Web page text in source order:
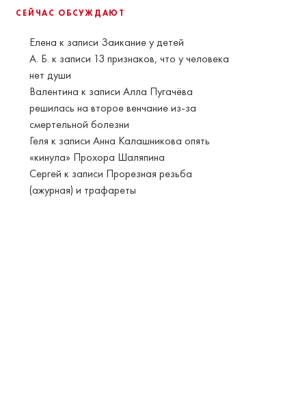
СЕЙЧАС ОБСУЖДАЮТ
Елена к записи Заикание у детей
А. Б. к записи 13 признаков, что у человека
нет души
Валентина к записиАлла Пугачёва
решилась на второе венчание из-за
смертельной болезни
Геля к записиАнна Калашникова опять
«кинула» Прохора Шаляпина
Сергей к записи Прорезная резьба
(ажурная) и трафареты